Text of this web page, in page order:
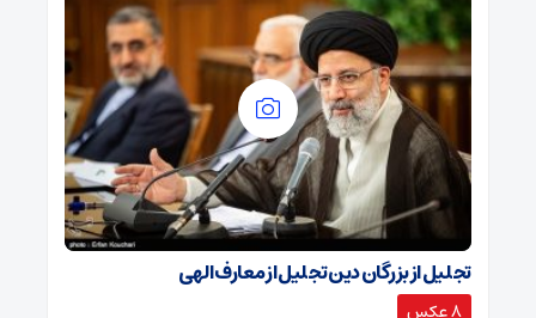
تجلیل از بزرگان دین تجلیل از معارف الهی
8 عکس